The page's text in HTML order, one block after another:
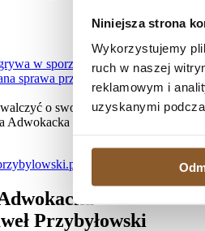
Niniejsza strona
Wykorzystujemy
ruch w naszej
reklamowym i
uzyskanymi
w sporze z bankiem Millennium
sprawa przeciwko Powszechna
o swoje prawa, zwłaszcza,
Adwokacka działa na terenie
Przybyłowski